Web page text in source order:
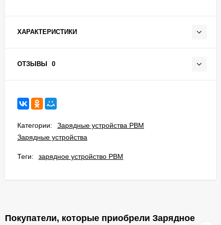
ХАРАКТЕРИСТИКИ
ОТЗЫВЫ 0
Категории:
Зарядные устройства PBM
Зарядные устройства
Теги: зарядное устройство PBM
Покупатели, которые приобрели Зарядное